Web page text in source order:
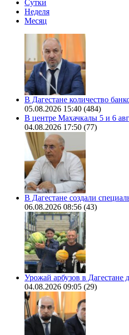
Сутки
Неделя
Месяц
В Дагестане количество
05.08.2026 15:40 (484)
В центре Махачкалы 5 и 6
04.08.2026 17:50 (77)
В Дагестане создали
06.08.2026 08:56 (43)
Урожай арбузов в Дагестане
04.08.2026 09:05 (29)